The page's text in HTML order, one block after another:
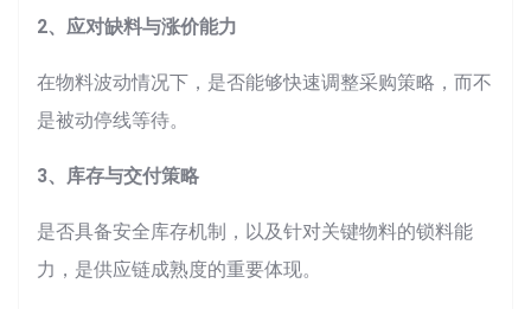
2、应对缺料与涨价能力
在物料波动情况下，是否能够快速调整采购策略，而不
是被动停线等待。
3、库存与交付策略
是否具备安全库存机制，以及针对关键物料的锁料能
力，是供应链成熟度的重要体现。